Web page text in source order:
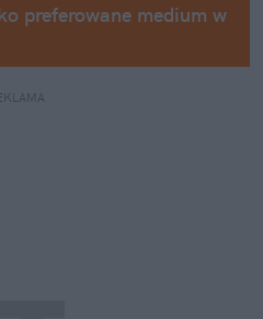
preferowane medium w